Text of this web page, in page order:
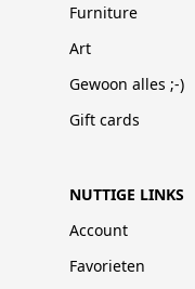
Furniture
Art
Gewoon alles ;-)
Gift cards
NUTTIGE LINKS
Account
Favorieten